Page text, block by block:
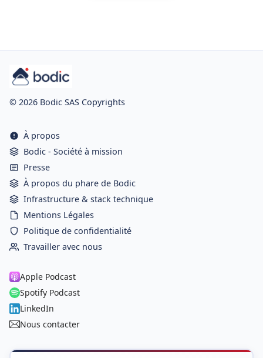
© 2026 Bodic SAS Copyrights
À propos
Bodic - Société à mission
Presse
À propos du phare de Bodic
Infrastructure & stack technique
Mentions Légales
Politique de confidentialité
Travailler avec nous
Apple Podcast
Spotify Podcast
LinkedIn
Nous contacter